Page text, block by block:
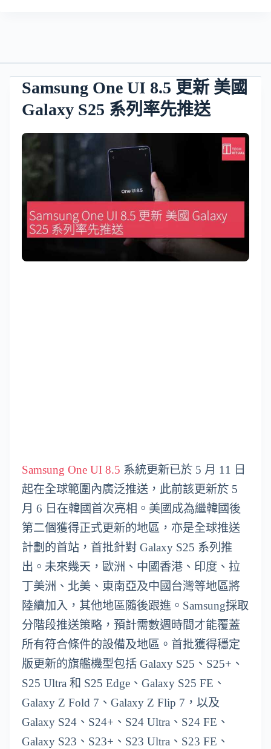
Samsung One UI 8.5 更新 美國
Galaxy S25 系列率先推送
Samsung One UI 8.5 系統更新已於 5 月 11 日
起在全球範圍內廣泛推送，此前該更新於 5
月 6 日在韓國首次亮相。美國成為繼韓國後
第二個獲得正式更新的地區，亦是全球推送
計劃的首站，首批針對 Galaxy S25 系列推
出。未來幾天，歐洲、中國香港、印度、拉
丁美洲、北美、東南亞及中國台灣等地區將
陸續加入，其他地區隨後跟進。Samsung採取
分階段推送策略，預計需數週時間才能覆蓋
所有符合條件的設備及地區。首批獲得穩定
版更新的旗艦機型包括 Galaxy S25、S25+、
S25 Ultra 和 S25 Edge、Galaxy S25 FE、
Galaxy Z Fold 7、Galaxy Z Flip 7，以及
Galaxy S24、S24+、S24 Ultra、S24 FE、
Galaxy S23、S23+、S23 Ultra、S23 FE、